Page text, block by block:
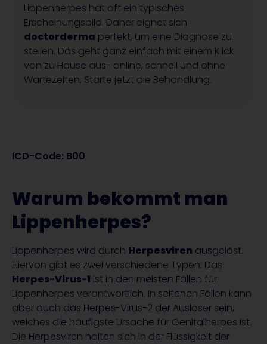
Lippenherpes hat oft ein typisches
Erscheinungsbild. Daher eignet sich
doctorderma perfekt, um eine Diagnose zu
stellen. Das geht ganz einfach mit einem Klick
von zu Hause aus- online, schnell und ohne
Wartezeiten. Starte jetzt die Behandlung.
ICD-Code: B00
Warum bekommt man
Lippenherpes?
Lippenherpes wird durch Herpesviren ausgelöst.
Hiervon gibt es zwei verschiedene Typen: Das
Herpes-Virus-1 ist in den meisten Fällen für
Lippenherpes verantwortlich. In seltenen Fällen kann
aber auch das Herpes-Virus-2 der Auslöser sein,
welches die häufigste Ursache für Genitalherpes ist.
Die Herpesviren halten sich in der Flüssigkeit der